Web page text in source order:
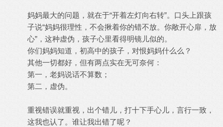
妈妈最大的问题，就在于“开着左灯向右转”。口头上跟孩
子说“妈妈很理性，不会揪着你的错不放。你敞开心扉，放
心”，这种虚伪，孩子心里看得明镜儿似的。
你们妈妈知道，初高中的孩子，对恨妈妈什么么？
其他一切都好，但有两点实在无可奈何：
第一，老妈说话不算数；
第二，虚伪。
重视错误就重视，出个错儿，打十下手心儿，言行一致，
这我也认了。谁让我出错了呢？